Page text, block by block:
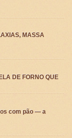
MASSA
DE FORNO QUE
com pão — a